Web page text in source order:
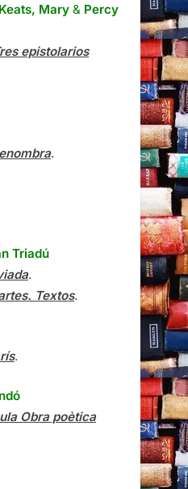
Mary & Percy
epistolarios
.
Triadú
.
Textos.
.
Obra poètica